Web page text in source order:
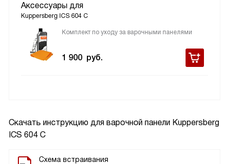
Скачать инструкцию для варочной панели Kuppersberg
ICS 604 C
Схема встраивания
Аксессуары для
Kuppersberg ICS 604 C
Комплект по уходу за варочными панелями
1 900 руб.